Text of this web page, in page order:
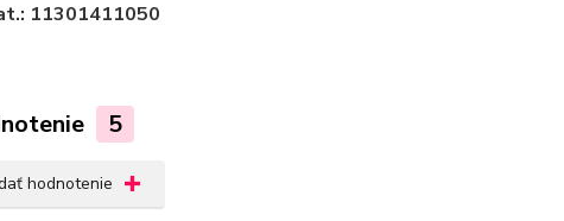
11301411050
5
hodnotenie